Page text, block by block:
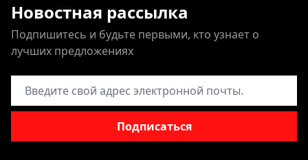
Новостная рассылка
Подпишитесь и будьте первыми, кто узнает о
лучших предложениях
Адрес электронной почты
Подписаться